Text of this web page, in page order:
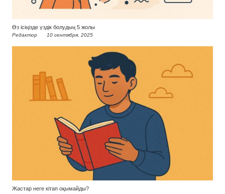
Өз ісіңізде үздік болудың 5 жолы
Редактор 10 сентября, 2025
Жастар неге кітап оқымайды?